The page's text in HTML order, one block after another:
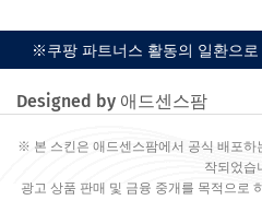
※쿠팡 파트너스 활동의 일환으
Designed by 애드센스팜
※ 본 스킨은 애드센스팜에서 공식 배포하
작되었습
광고 상품 판매 및 금융 중개를 목적으로